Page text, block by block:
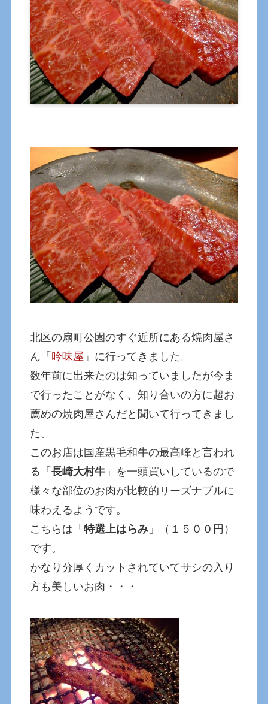
北区の扇町公園のすぐ近所にある焼肉屋さ
ん「 吟味屋 」に行ってきました。
数年前に出来たのは知っていましたが今ま
で行ったことがなく、知り合いの方に超お
薦めの焼肉屋さんだと聞いて行ってきまし
た。
このお店は国産黒毛和牛の最高峰と言われ
る「長崎大村牛 」を一頭買いしているので
様々な部位のお肉が比較的リーズナブルに
味わえるようです。
こちらは「特選上はらみ 」（１５００円）
です。
かなり分厚くカットされていてサシの入り
方も美しいお肉・・・